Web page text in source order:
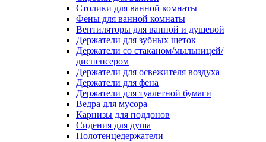
Столики для ванной комнаты
Фены для ванной комнаты
Вентиляторы для ванной и душевой
Держатели для зубных щеток
Держатели со стаканом/мыльницей/
диспенсером
Держатели для освежителя воздуха
Держатели для фена
Держатели для туалетной бумаги
Ведра для мусора
Карнизы для поддонов
Сидения для душа
Полотенцедержатели